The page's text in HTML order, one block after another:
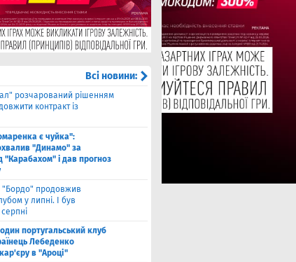
Всі новини:
розчарований рішенням
контракт із
є чуйка":
"Динамо" за
"Карабахом" і дав прогноз
"Бордо" продовжив
у липні. І був
португальський клуб
Лебеденко
в "Ароці"